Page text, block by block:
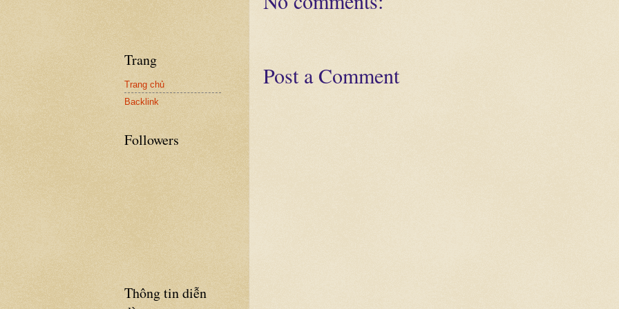
Post a Comment
Trang
Trang chủ
Backlink
Followers
Thông tin diễn